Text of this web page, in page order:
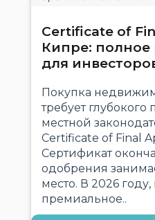
Certificate of
Кипре: полное
для
Покупка
требует
местной
Certificate of Final
Сертификат
одобрения
место. В 2026
премиальное..